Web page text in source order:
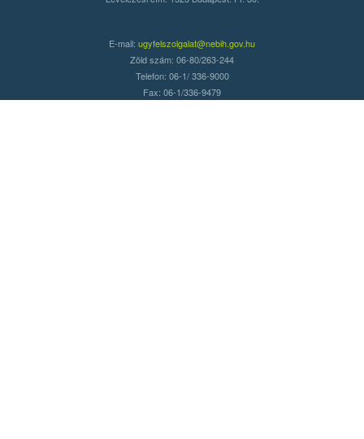
E-mail: ugyfelszolgalat@nebih.gov.hu
Zöld szám: 06-80/263-244
Telefon: 06-1/ 336-9000
Fax: 06-1/336-9479